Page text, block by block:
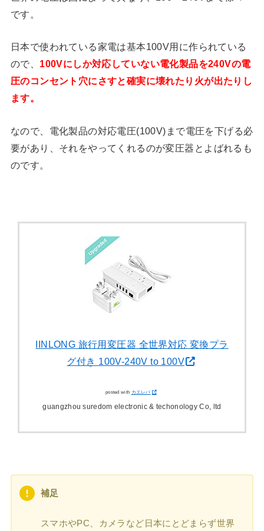
です。
日本で使われている家電は基本100V用に作られている
ので、 100Vにしか対応していない電化製品を240Vの電
圧のコンセント穴にさすと確実に壊れたり火が出たりし
ます。
なので、電化製品の対応電圧(100V)まで電圧を下げる必
要があり、それをやってくれるのが変圧器とよばれるも
のです。
IINLONG 旅行用変圧器 全世界対応 変換プラ
グ付き 100V-240V to 100V
posted with カエレバ
guangzhou suredom electronic & techonology Co, ltd
補足
スマホやPC、カメラなど日本にとどまらず世界